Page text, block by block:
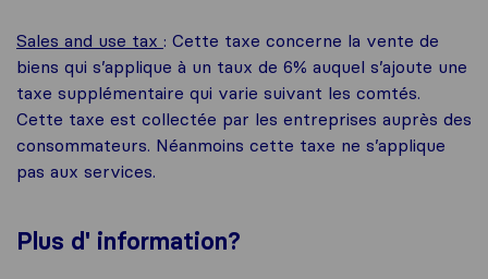
Sales and use tax : Cette taxe concerne la vente de
biens qui s’applique à un taux de 6% auquel s’ajoute une
taxe supplémentaire qui varie suivant les comtés.
Cette taxe est collectée par les entreprises auprès des
consommateurs. Néanmoins cette taxe ne s’applique
pas aux services.
Plus d' information?